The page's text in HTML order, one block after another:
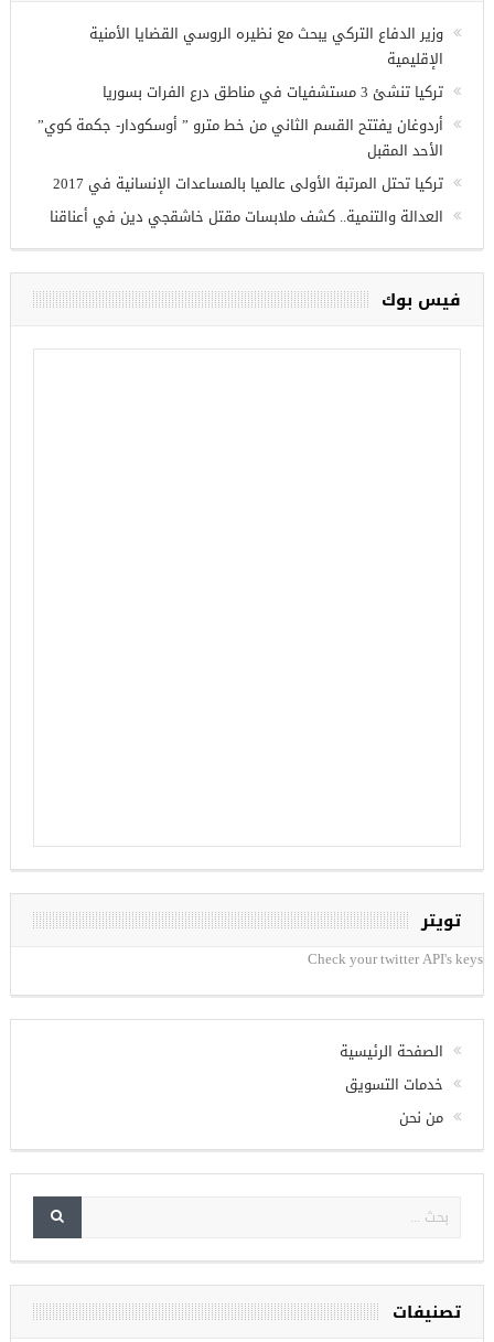
وزير الدفاع التركي يبحث مع نظيره الروسي القضايا الأمنية
الإقليمية
تركيا تنشئ 3 مستشفيات في مناطق درع الفرات بسوريا
أردوغان يفتتح القسم الثاني من خط مترو ” أوسكودار- جكمة كوي”
الأحد المقبل
تركيا تحتل المرتبة الأولى عالميا بالمساعدات الإنسانية في 2017
العدالة والتنمية.. كشف ملابسات مقتل خاشقجي دين في أعناقنا
فيس بوك
تويتر
Check your twitter API's keys
الصفحة الرئيسية
خدمات التسويق
من نحن
تصنيفات